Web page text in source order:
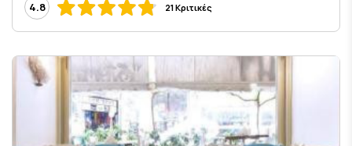
4.8
21 Κριτικές